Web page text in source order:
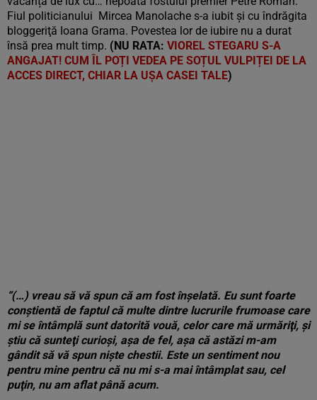
Fiul politicianului Mircea Manolache s-a iubit și cu îndrăgita
bloggeriţă Ioana Grama. Povestea lor de iubire nu a durat
însă prea mult timp. (NU RATA: VIOREL STEGARU S-A
ANGAJAT! CUM ÎL POȚI VEDEA PE SOȚUL VULPIȚEI DE LA
ACCES DIRECT, CHIAR LA UȘA CASEI TALE)
“(…) vreau să vă spun că am fost înşelată. Eu sunt foarte
conştientă de faptul că multe dintre lucrurile frumoase care
mi se întâmplă sunt datorită vouă, celor care mă urmăriţi, şi
ştiu că sunteţi curioşi, aşa de fel, aşa că astăzi m-am
gândit să vă spun nişte chestii. Este un sentiment nou
pentru mine pentru că nu mi s-a mai întâmplat sau, cel
puţin, nu am aflat până acum.